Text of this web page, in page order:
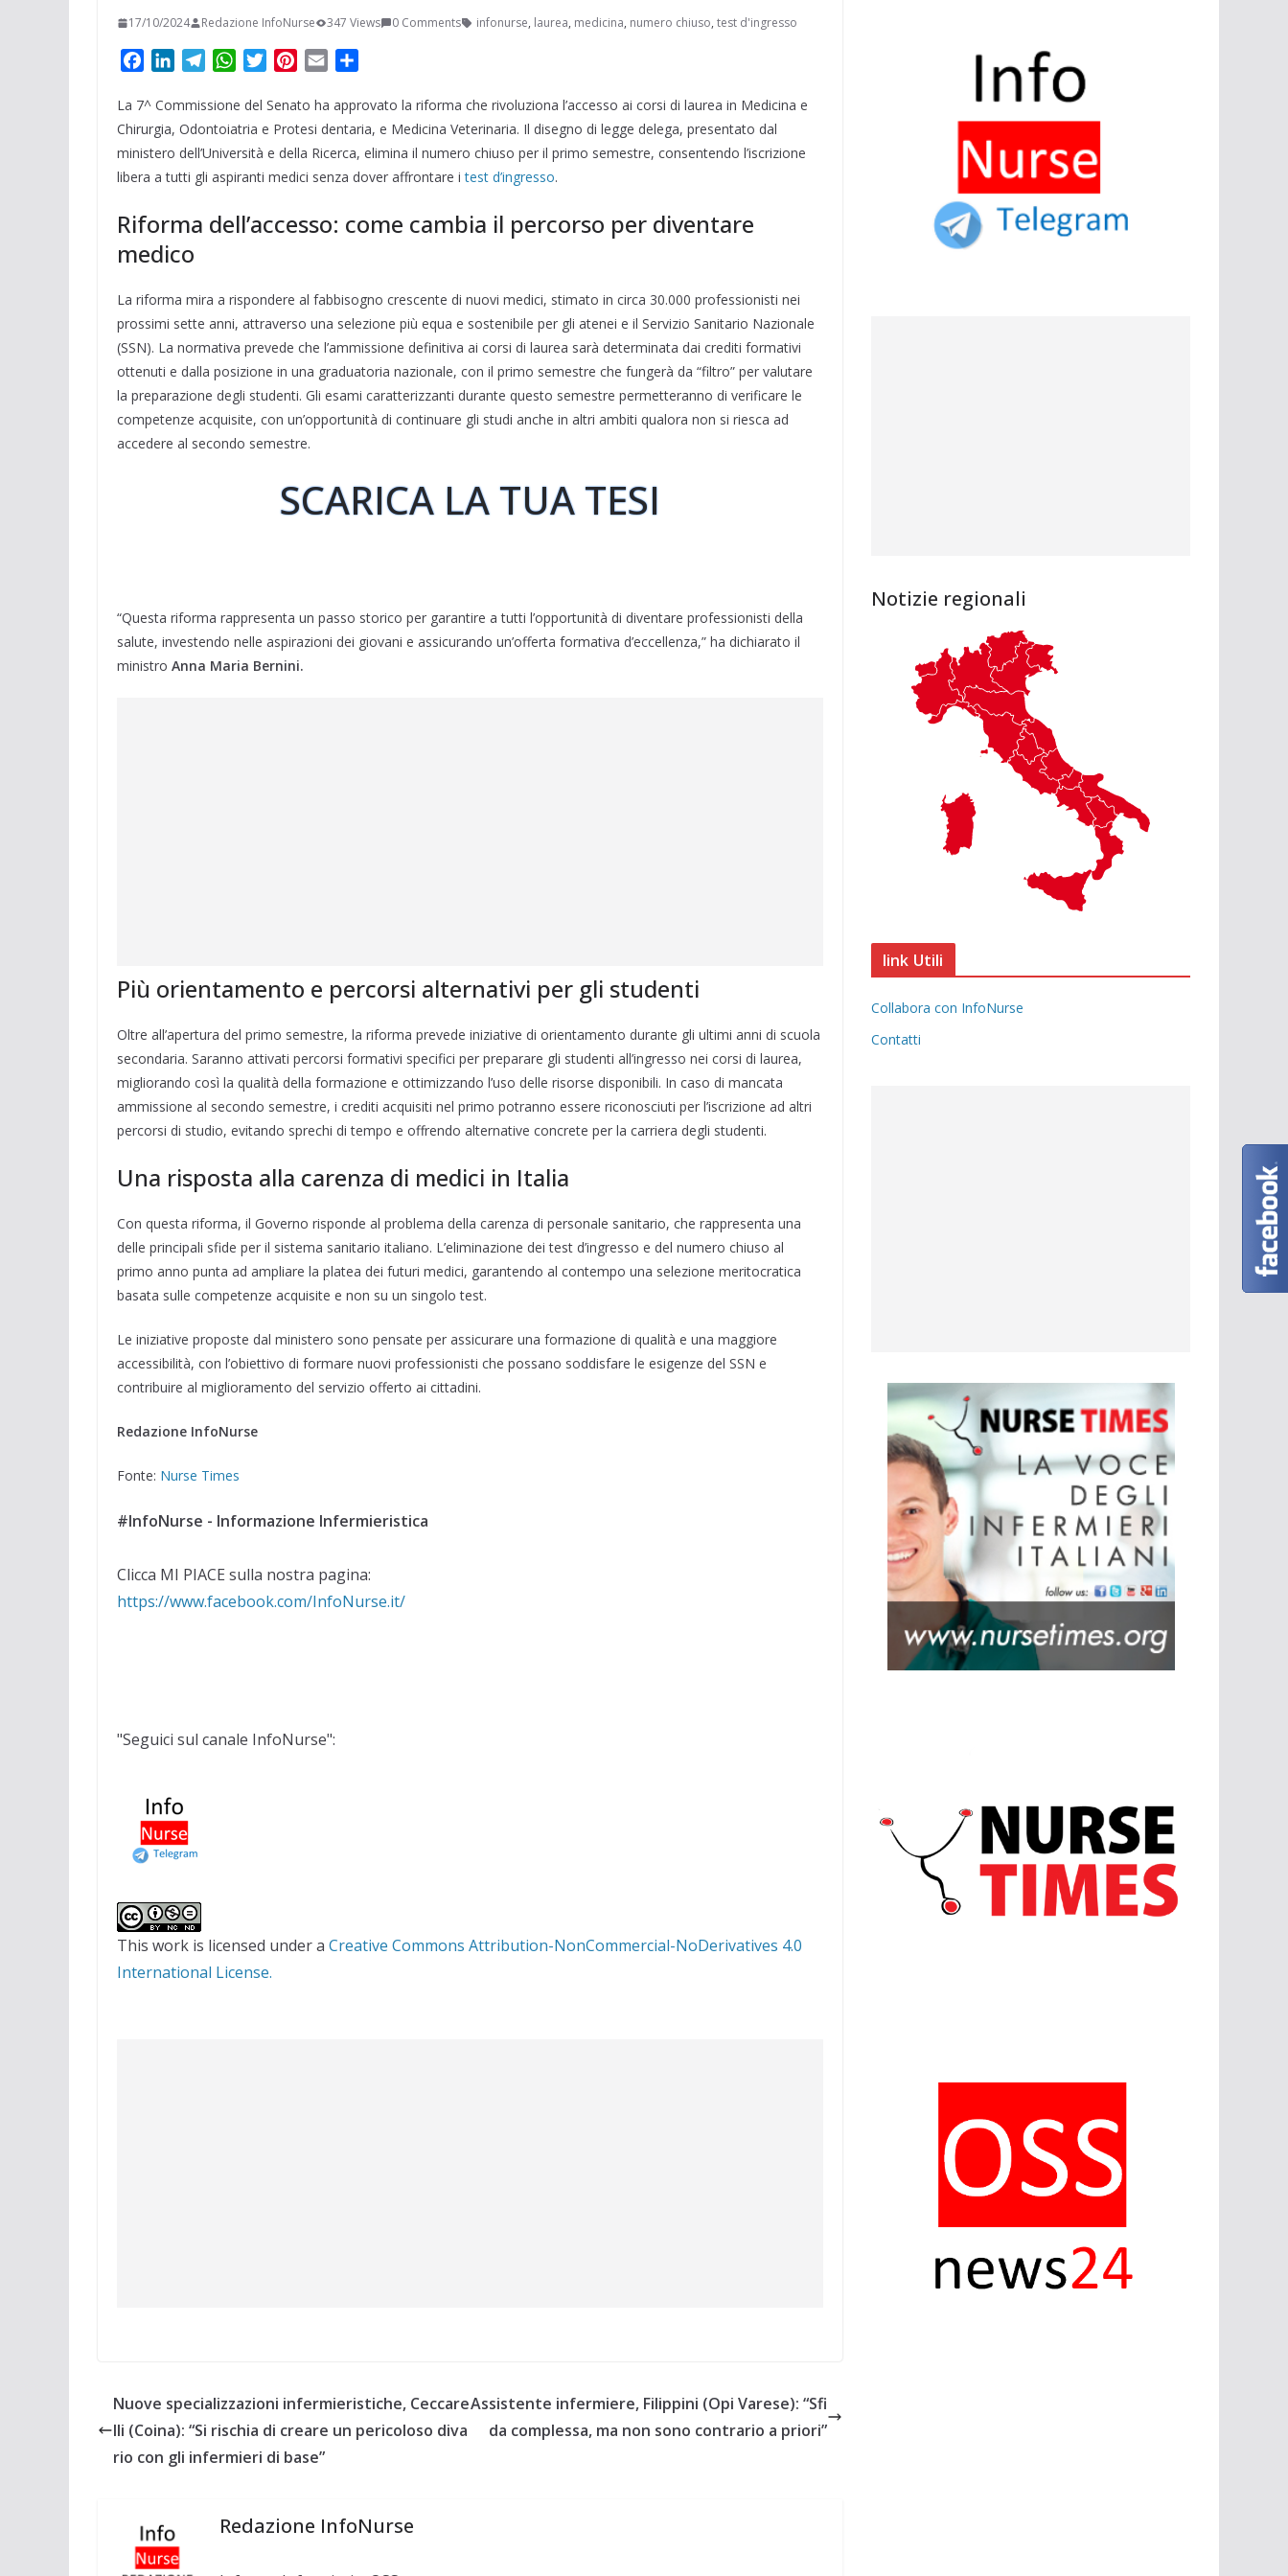
17/10/2024 Redazione InfoNurse 347 Views 0 Comments infonurse, laurea, medicina, numero chiuso, test d'ingresso
c
e
b
o
k
n
k
e
d
n
l
e
g
r
m
W
a
t
s
A
p
i
t
t
e
n
t
e
r
s
a
i
l
n
d
i
v
d
La 7^ Commissione del Senato ha approvato la riforma che rivoluziona l’accesso ai corsi di laurea in Medicina e
Chirurgia, Odontoiatria e Protesi dentaria, e Medicina Veterinaria. Il disegno di legge delega, presentato dal
ministero dell’Università e della Ricerca, elimina il numero chiuso per il primo semestre, consentendo l’iscrizione
libera a tutti gli aspiranti medici senza dover affrontare itest d’ingresso.
Riforma dell’accesso: come cambia il percorso per diventare
medico
La riforma mira a rispondere al fabbisogno crescente di nuovi medici, stimato in circa 30.000 professionisti nei
prossimi sette anni, attraverso una selezione più equa e sostenibile per gli atenei e il Servizio Sanitario Nazionale
(SSN). La normativa prevede che l’ammissione definitiva ai corsi di laurea sarà determinata dai crediti formativi
ottenuti e dalla posizione in una graduatoria nazionale, con il primo semestre che fungerà da “filtro” per valutare
la preparazione degli studenti. Gli esami caratterizzanti durante questo semestre permetteranno di verificare le
competenze acquisite, con un’opportunità di continuare gli studi anche in altri ambiti qualora non si riesca ad
accedere al secondo semestre.
SCARICA LA TUA TESI
“Questa riforma rappresenta un passo storico per garantire a tutti l’opportunità di diventare professionisti della
salute, investendo nelle aspirazioni dei giovani e assicurando un’offerta formativa d’eccellenza,” ha dichiarato il
ministro Anna Maria Bernini.
Più orientamento e percorsi alternativi per gli studenti
Oltre all’apertura del primo semestre, la riforma prevede iniziative di orientamento durante gli ultimi anni di scuola
secondaria. Saranno attivati percorsi formativi specifici per preparare gli studenti all’ingresso nei corsi di laurea,
migliorando così la qualità della formazione e ottimizzando l’uso delle risorse disponibili. In caso di mancata
ammissione al secondo semestre, i crediti acquisiti nel primo potranno essere riconosciuti per l’iscrizione ad altri
percorsi di studio, evitando sprechi di tempo e offrendo alternative concrete per la carriera degli studenti.
Una risposta alla carenza di medici in Italia
Con questa riforma, il Governo risponde al problema della carenza di personale sanitario, che rappresenta una
delle principali sfide per il sistema sanitario italiano. L’eliminazione dei test d’ingresso e del numero chiuso al
primo anno punta ad ampliare la platea dei futuri medici, garantendo al contempo una selezione meritocratica
basata sulle competenze acquisite e non su un singolo test.
Le iniziative proposte dal ministero sono pensate per assicurare una formazione di qualità e una maggiore
accessibilità, con l’obiettivo di formare nuovi professionisti che possano soddisfare le esigenze del SSN e
contribuire al miglioramento del servizio offerto ai cittadini.
Redazione InfoNurse
Fonte: Nurse Times
#InfoNurse - Informazione Infermieristica
Clicca MI PIACE sulla nostra pagina:
https://www.facebook.com/InfoNurse.it/
"Seguici sul canale InfoNurse":
This work is licensed under a Creative Commons Attribution-NonCommercial-NoDerivatives 4.0
International License.
Nuove specializzazioni infermieristiche, Ceccare
lli (Coina): “Si rischia di creare un pericoloso diva
rio con gli infermieri di base”
Assistente infermiere, Filippini (Opi Varese): “Sfi
da complessa, ma non sono contrario a priori”
Redazione InfoNurse
Notizie regionali
link Utili
Collabora con InfoNurse
Contatti